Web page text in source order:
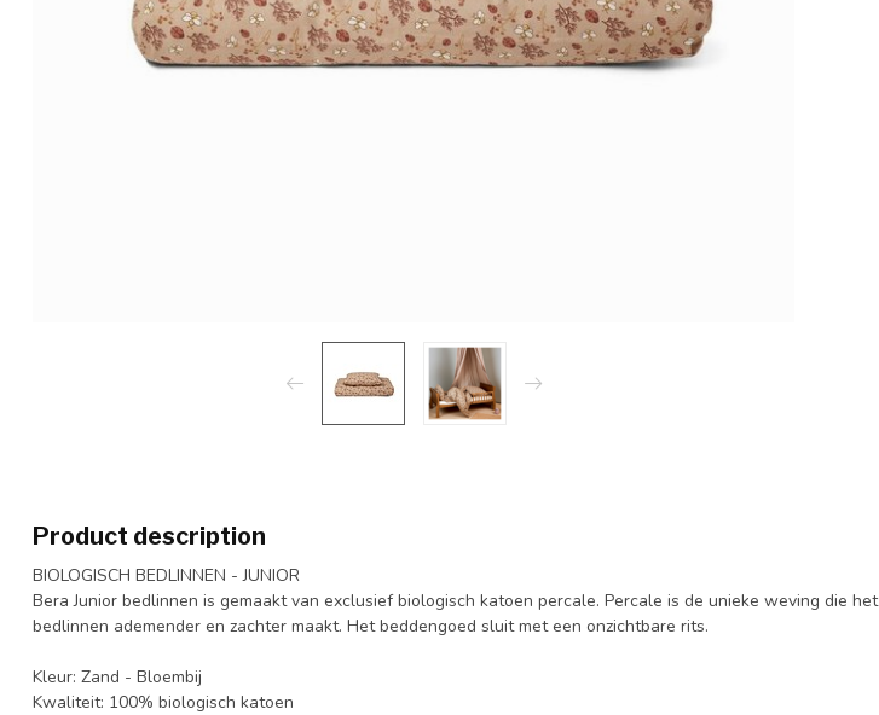
Product description
BIOLOGISCH BEDLINNEN - JUNIOR
Bera Junior bedlinnen is gemaakt van exclusief biologisch katoen percale. Percale is de unieke weving die het
bedlinnen ademender en zachter maakt. Het beddengoed sluit met een onzichtbare rits.
Kleur: Zand - Bloembij
Kwaliteit: 100% biologisch katoen